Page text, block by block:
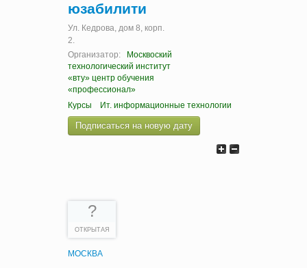
юзабилити
Ул. Кедрова, дом 8, корп.
2.
Организатор:
Москвоский
технологический институт
«вту» центр обучения
«профессионал»
Курсы
Ит. информационные технологии
Подписаться на новую дату
?
ОТКРЫТАЯ
МОСКВА